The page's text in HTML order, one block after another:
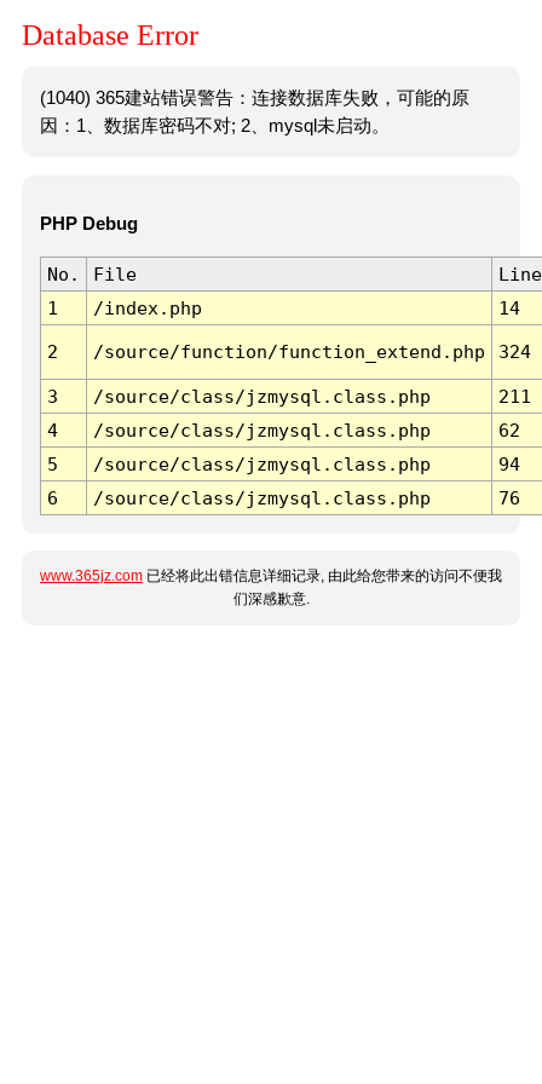
Database Error
(1040) 365建站错误警告：连接数据库失败，可能的原
因：1、数据库密码不对; 2、mysql未启动。
PHP Debug
No. File
Line
1
/index.php 14
2 /source/function/function_extend.php 324
3 /source/class/jzmysql.class.php
211
4
/source/class/jzmysql.class.php
62
5
/source/class/jzmysql.class.php
94
6
/source/class/jzmysql.class.php 76
www.365jz.com 已经将此出错信息详细记录, 由此给您带来的访问不便我
们深感歉意.